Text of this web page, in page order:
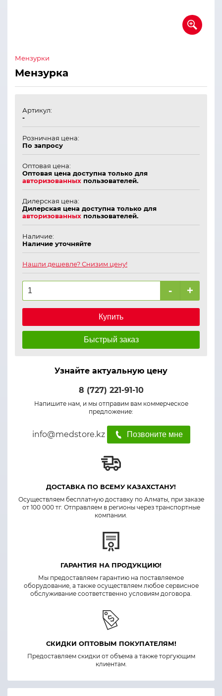
Мензурки
Мензурка
Артикул:
-
Розничная цена:
По запросу
Оптовая цена:
Оптовая цена доступна только для
авторизованных пользователей.
Дилерская цена:
Дилерская цена доступна только для
авторизованных пользователей.
Наличие:
Наличие уточняйте
Нашли дешевле? Снизим цену!
- +
Купить
Быстрый заказ
Узнайте актуальную цену
8 (727) 221-91-10
Напишите нам, и мы отправим вам коммерческое
предложение:
info@medstore.kz Позвоните мне
ДОСТАВКА ПО ВСЕМУ КАЗАХСТАНУ!
Осуществляем бесплатную доставку по Алматы, при заказе
от 100 000 тг. Отправляем в регионы через транспортные
компании.
ГАРАНТИЯ НА ПРОДУКЦИЮ!
Мы предоставляем гарантию на поставляемое
оборудование, а также осуществляем любое сервисное
обслуживание соответственно условиям договора.
СКИДКИ ОПТОВЫМ ПОКУПАТЕЛЯМ!
Предоставляем скидки от объема а также торгующим
клиентам.